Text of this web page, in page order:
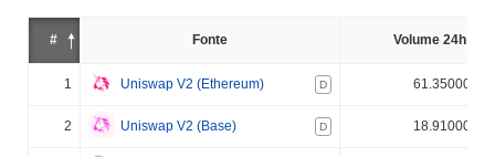
# Fonte Volume 24h (%)
1 Uniswap V2 (Ethereum) D 61.350000%
2 Uniswap V2 (Base) D 18.910000%